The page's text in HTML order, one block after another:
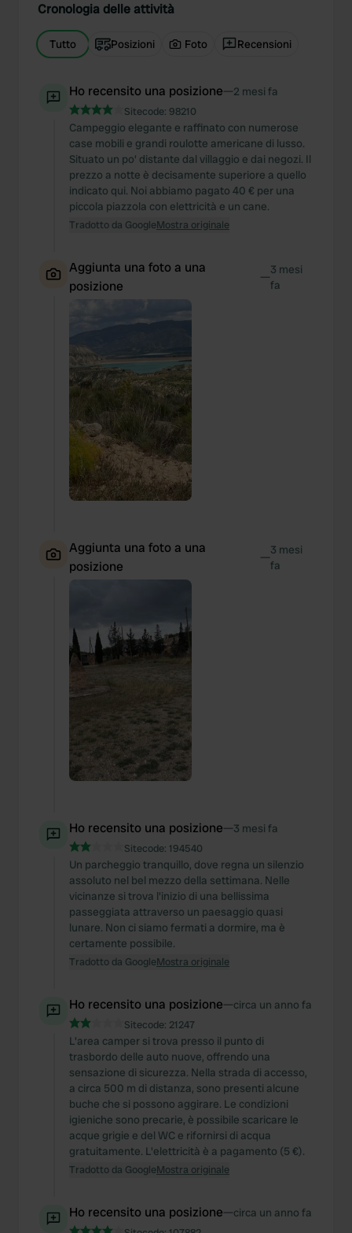
Cronologia delle attività
Tutto Posizioni Foto Recensioni
Ho recensito una posizione—2 mesi fa
Sitecode: 98210
Campeggio elegante e raffinato con numerose
case mobili e grandi roulotte americane di lusso.
Situato un po' distante dal villaggio e dai negozi. Il
prezzo a notte è decisamente superiore a quello
indicato qui. Noi abbiamo pagato 40 € per una
piccola piazzola con elettricità e un cane.
Tradotto da GoogleMostra originale
Aggiunta una foto a una
posizione
—3 mesi
fa
Aggiunta una foto a una
posizione
—3 mesi
fa
Ho recensito una posizione—3 mesi fa
Sitecode: 194540
Un parcheggio tranquillo, dove regna un silenzio
assoluto nel bel mezzo della settimana. Nelle
vicinanze si trova l'inizio di una bellissima
passeggiata attraverso un paesaggio quasi
lunare. Non ci siamo fermati a dormire, ma è
certamente possibile.
Tradotto da GoogleMostra originale
Ho recensito una posizione—circa un anno fa
Sitecode: 21247
L'area camper si trova presso il punto di
trasbordo delle auto nuove, offrendo una
sensazione di sicurezza. Nella strada di accesso,
a circa 500 m di distanza, sono presenti alcune
buche che si possono aggirare. Le condizioni
igieniche sono precarie, è possibile scaricare le
acque grigie e del WC e rifornirsi di acqua
gratuitamente. L'elettricità è a pagamento (5 €).
Tradotto da GoogleMostra originale
Ho recensito una posizione—circa un anno fa